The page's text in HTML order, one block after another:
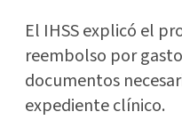
El IHSS explicó el
reembolso por
documentos
expediente clínico.